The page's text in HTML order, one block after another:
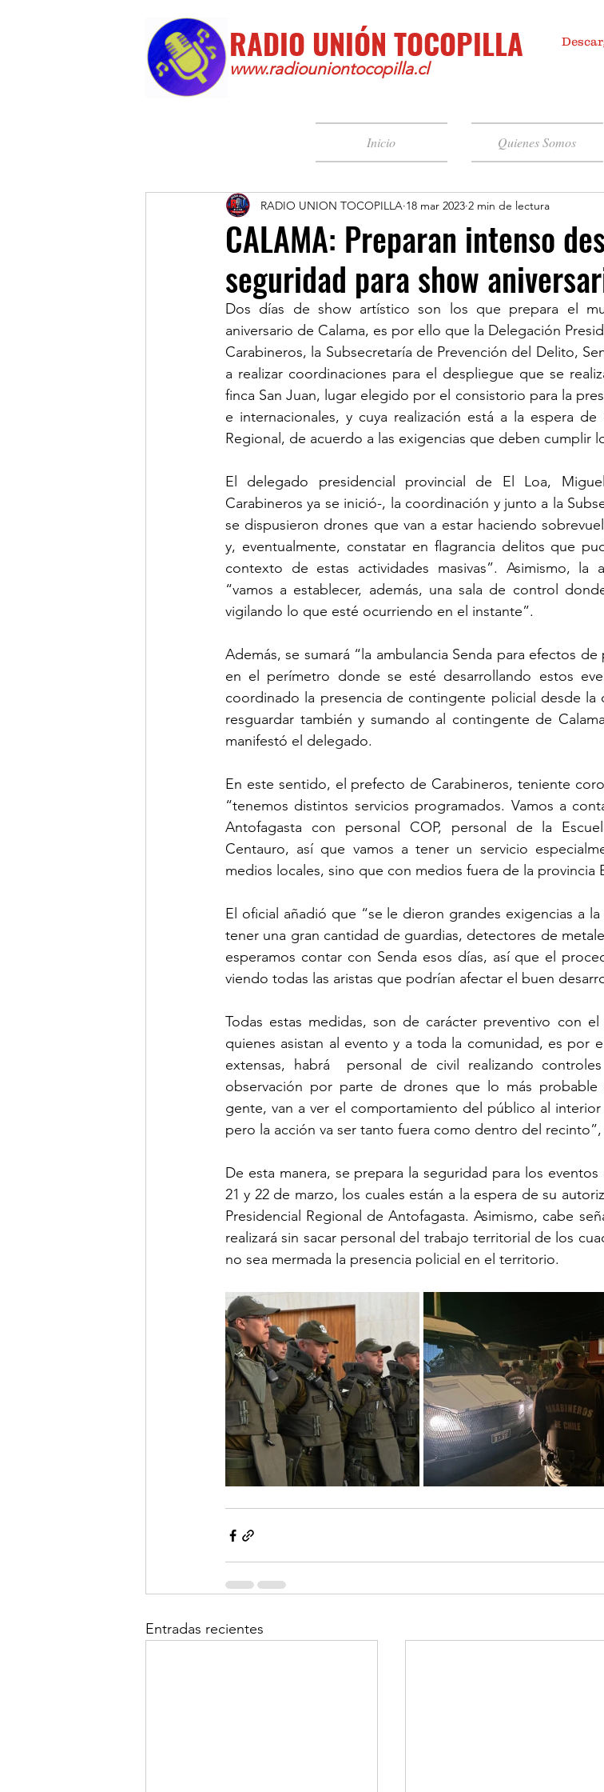
RADIO UNIÓN TOCOPILLA
www.radiouniontocopilla.cl
Inicio Quienes Somos
CALAMA: Preparan intenso
seguridad para show
RADIO UNION TOCOPILLA 18 mar 2023 2 min de lectura
Dos días de show artístico son los que prepara el
aniversario de Calama, es por ello que la Delegación
Carabineros, la Subsecretaría de Prevención del Delito,
a realizar coordinaciones para el despliegue que se
finca San Juan, lugar elegido por el consistorio para la
e internacionales, y cuya realización está a la espera
Regional, de acuerdo a las exigencias que deben cumplir
El delegado presidencial provincial de El Loa,
Carabineros ya se inició-, la coordinación y junto a la
se dispusieron drones que van a estar haciendo
y, eventualmente, constatar en flagrancia delitos que
contexto de estas actividades masivas”. Asimismo, la
“vamos a establecer, además, una sala de control
vigilando lo que esté ocurriendo en el instante”.
Además, se sumará “la ambulancia Senda para efectos
en el perímetro donde se esté desarrollando estos
coordinado la presencia de contingente policial desde la
resguardar también y sumando al contingente de
manifestó el delegado.
En este sentido, el prefecto de Carabineros, teniente
“tenemos distintos servicios programados. Vamos a
Antofagasta con personal COP, personal de la
Centauro, así que vamos a tener un servicio
medios locales, sino que con medios fuera de la provincia
El oficial añadió que “se le dieron grandes exigencias a
tener una gran cantidad de guardias, detectores de
esperamos contar con Senda esos días, así que el
viendo todas las aristas que podrían afectar el buen
Todas estas medidas, son de carácter preventivo con
quienes asistan al evento y a toda la comunidad, es por
extensas, habrá  personal de civil realizando
observación por parte de drones que lo más
gente, van a ver el comportamiento del público al
pero la acción va ser tanto fuera como dentro del
De esta manera, se prepara la seguridad para los
21 y 22 de marzo, los cuales están a la espera de su
Presidencial Regional de Antofagasta. Asimismo, cabe
realizará sin sacar personal del trabajo territorial de los
no sea mermada la presencia policial en el territorio.
Entradas recientes